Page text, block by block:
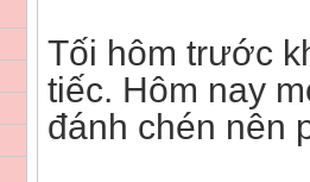
Tối hôm trước
tiếc. Hôm nay
đánh chén nên